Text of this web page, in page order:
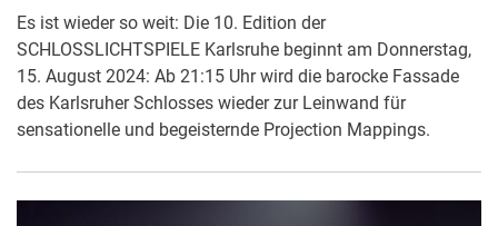
Es ist wieder so weit: Die 10. Edition der
SCHLOSSLICHTSPIELE Karlsruhe beginnt am Donnerstag,
15. August 2024: Ab 21:15 Uhr wird die barocke Fassade
des Karlsruher Schlosses wieder zur Leinwand für
sensationelle und begeisternde Projection Mappings.